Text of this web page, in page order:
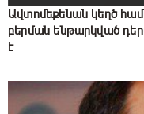
Ավտոմեքենան կեղծ
բերման ենթարկված
է